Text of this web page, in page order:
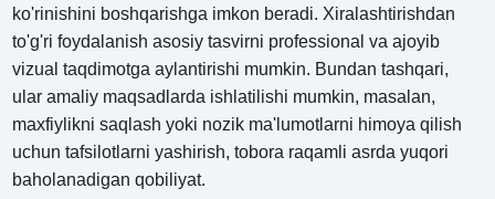
ko'rinishini boshqarishga imkon beradi. Xiralashtirishdan
to'g'ri foydalanish asosiy tasvirni professional va ajoyib
vizual taqdimotga aylantirishi mumkin. Bundan tashqari,
ular amaliy maqsadlarda ishlatilishi mumkin, masalan,
maxfiylikni saqlash yoki nozik ma'lumotlarni himoya qilish
uchun tafsilotlarni yashirish, tobora raqamli asrda yuqori
baholanadigan qobiliyat.